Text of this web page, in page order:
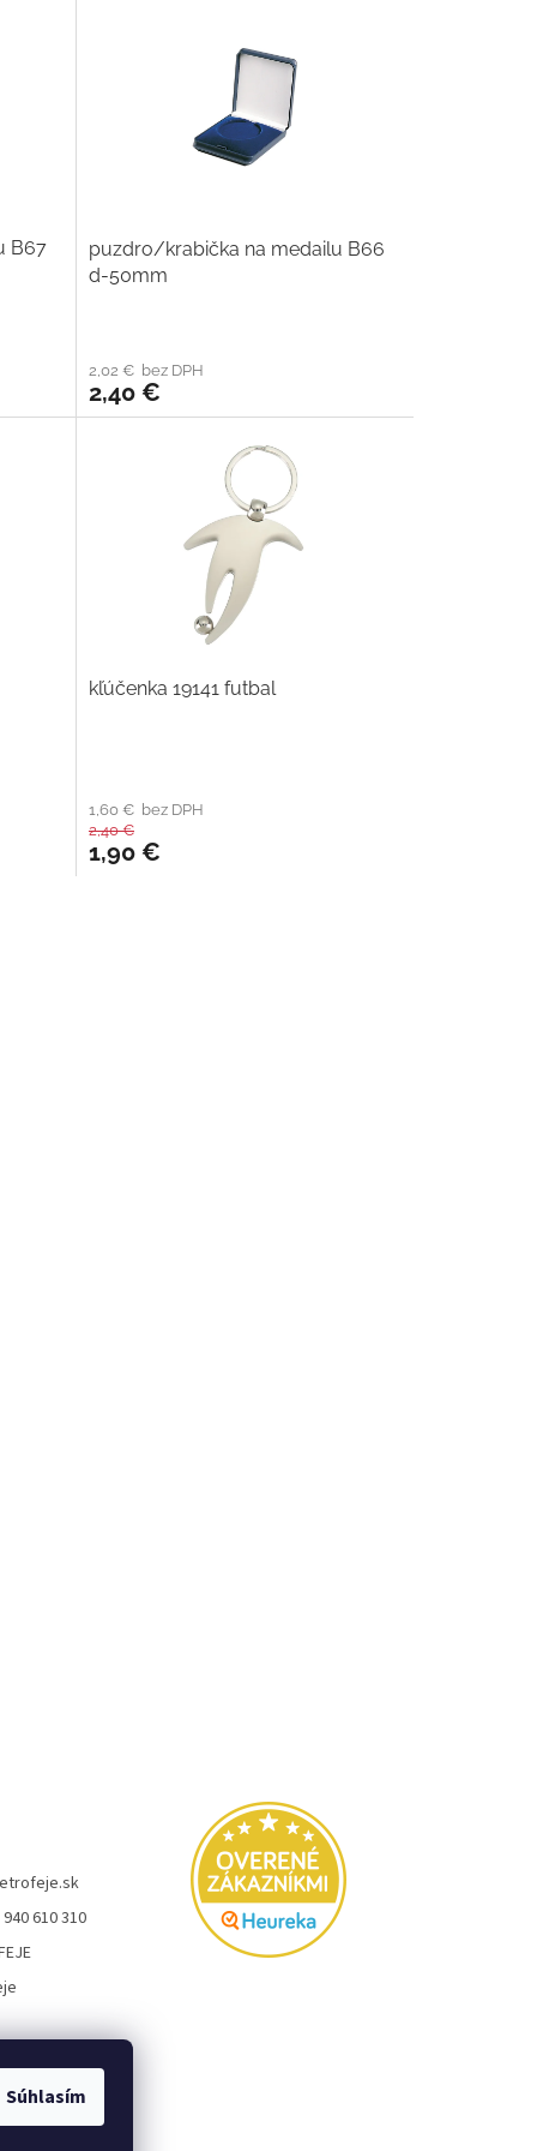
Súhlasím
B67
puzdro/krabička na medailu B66
d-50mm
2,02 € bez DPH
2,40 €
kľúčenka 19141 futbal
1,60 € bez DPH
2,40 €
1,90 €
etrofeje.sk
610 310